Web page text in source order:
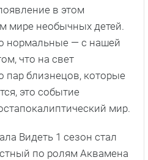
в этом
мире необычных детей.
нормальные — с нашей
что на свет
пар близнецов, которые
это событие
мир.
Видеть 1 сезон стал
по ролям Аквамена